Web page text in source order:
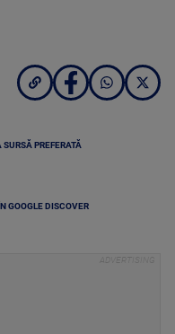
PREFERATĂ
GOOGLE DISCOVER